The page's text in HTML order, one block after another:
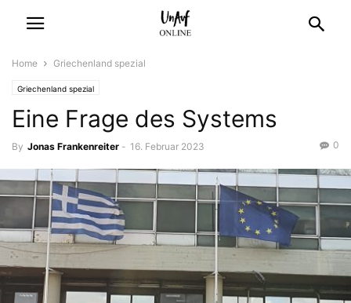
Home Griechenland spezial
Griechenland spezial
Eine Frage des Systems
By Jonas Frankenreiter - 16. Februar 2023 0